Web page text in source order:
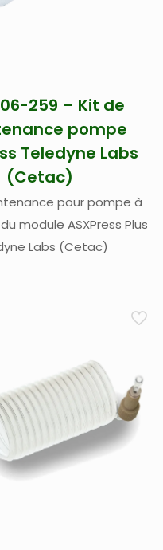
259 – Kit de
pompe
Teledyne Labs
(Cetac)
pour pompe à
module ASXPress Plus
Labs (Cetac)